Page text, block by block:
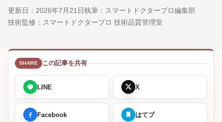
更新日： 2026年7月21日執筆：スマートドクタープロ編集部
技術監修： スマートドクタープロ 技術品質管理室
この記事を共有
LINE X
Facebook はてブ